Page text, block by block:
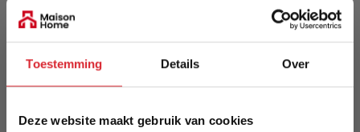
Toestemming Details Over
Deze website maakt gebruik van cookies
EAN